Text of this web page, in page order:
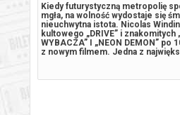
bilet
Kiedy futurystyczną metropolię
mgła, na wolność wydostaje się
nieuchwytna istota. Nicolas
kultowego „DRIVE” i znakomitych
WYBACZA” I „NEON DEMON” po
z nowym filmem. Jedna z
niespodzianek tegorocznego
Wizjonerski, futurystyczny horror
świecie, w którym przepych,